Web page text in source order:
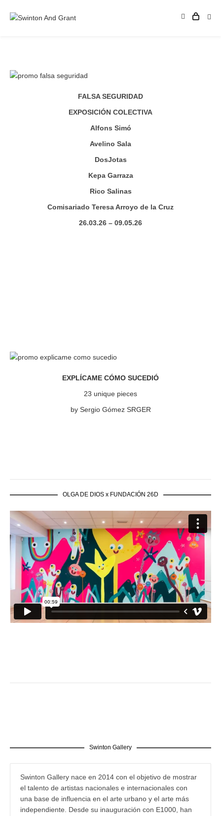
FALSA SEGURIDAD
EXPOSICIÓN COLECTIVA
Alfons Simó
Avelino Sala
DosJotas
Kepa Garraza
Rico Salinas
Comisariado Teresa Arroyo de la Cruz
26.03.26 – 09.05.26
EXPLÍCAME CÓMO SUCEDIÓ
23 unique pieces
by Sergio Gómez SRGER
OLGA DE DIOS x FUNDACIÓN 26D
Swinton Gallery
Swinton Gallery nace en 2014 con el objetivo de mostrar
el talento de artistas nacionales e internacionales con
una base de influencia en el arte urbano y el arte más
independiente. Desde su inauguración con E1000, han